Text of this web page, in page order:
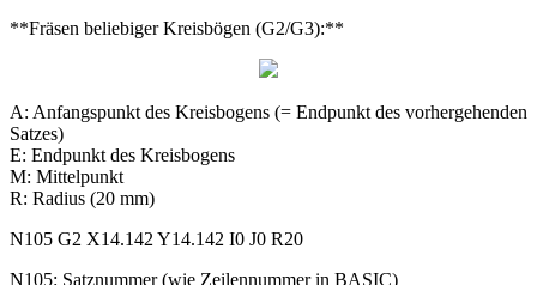
**Fräsen beliebiger Kreisbögen (G2/G3):**
A: Anfangspunkt des Kreisbogens (= Endpunkt des vorhergehenden
Satzes)
E: Endpunkt des Kreisbogens
M: Mittelpunkt
R: Radius (20 mm)
N105 G2 X14.142 Y14.142 I0 J0 R20
N105: Satznummer (wie Zeilennummer in BASIC)